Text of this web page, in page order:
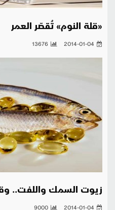
«قلة النوم» تُقصّر العمر
2014-01-04
13676
زيوت السمك واللفت..
2014-01-04
9000